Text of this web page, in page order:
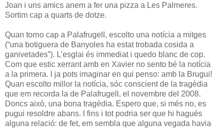
Joan i uns amics anem a fer una pizza a Les Palmeres.
Sortim cap a quarts de dotze.
Quan torno cap a Palafrugell, escolto una notícia a mitges
(“una botiguera de Banyoles ha estat trobada cosida a
ganivetades”). L’esglai és immediat i quedo blanc de cop.
Com que estic xerrant amb en Xavier no sento bé la notícia
a la primera. I ja pots imaginar en qui penso: amb la Brugui!
Quan escolto millor la notícia, sóc conscient de la tragèdia
que em recorda la de Palafrugell, el novembre del 2008.
Doncs això, una bona tragèdia. Espero que, si més no, es
pugui resoldre abans. I fins i tot podria ser que hi hagués
alguna relació: de fet, em sembla que alguna vegada havia